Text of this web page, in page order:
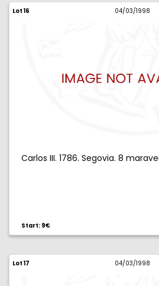
Lot 16 04/03/1998
Carlos III. 1786. Segovia. 8
Start: 9€
Lot 17 04/03/1998